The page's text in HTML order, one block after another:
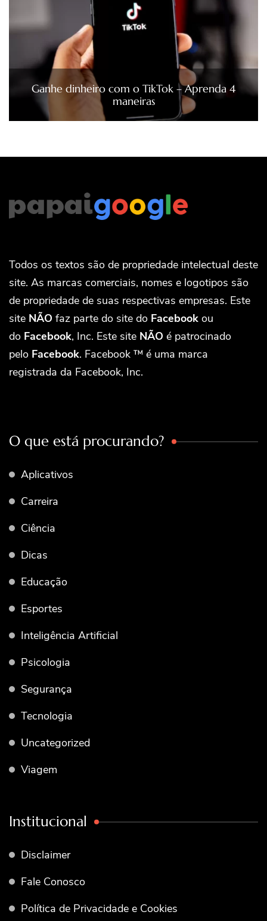
Ganhe dinheiro com o TikTok – Aprenda 4
maneiras
Todos os textos são de propriedade intelectual deste
site. As marcas comerciais, nomes e logotipos são
de propriedade de suas respectivas empresas. Este
site NÃO faz parte do site do Facebook ou
do Facebook, Inc. Este site NÃO é patrocinado
pelo Facebook. Facebook ™ é uma marca
registrada da Facebook, Inc.
O que está procurando?
Aplicativos
Carreira
Ciência
Dicas
Educação
Esportes
Inteligência Artificial
Psicologia
Segurança
Tecnologia
Uncategorized
Viagem
Institucional
Disclaimer
Fale Conosco
Política de Privacidade e Cookies